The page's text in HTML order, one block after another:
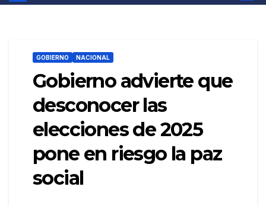
GOBIERNO NACIONAL
Gobierno advierte que
desconocer las
elecciones de 2025
pone en riesgo la paz
social